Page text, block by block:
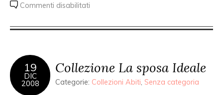
Commenti disabilitati
19
DIC
2008
Collezione La sposa Ideale
Categorie: Collezioni Abiti Senza categoria